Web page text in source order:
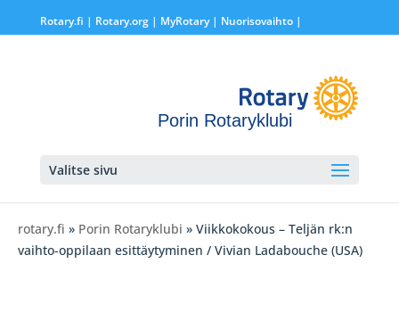
Rotary.fi | Rotary.org| MyRotary | Nuorisovaihto|
Porin Rotaryklubi
Valitse sivu
rotary.fi » Porin Rotaryklubi » Viikkokokous – Teljän rk:n
vaihto-oppilaan esittäytyminen / Vivian Ladabouche (USA)